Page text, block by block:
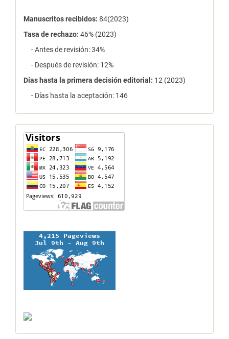
Manuscritos recibidos: 84(2023)
Tasa de rechazo: 46% (2023)
- Antes de revisión: 34%
- Después de revisión: 12%
Días hasta la primera decisión editorial: 12 (2023)
- Días hasta la aceptación: 146
contador